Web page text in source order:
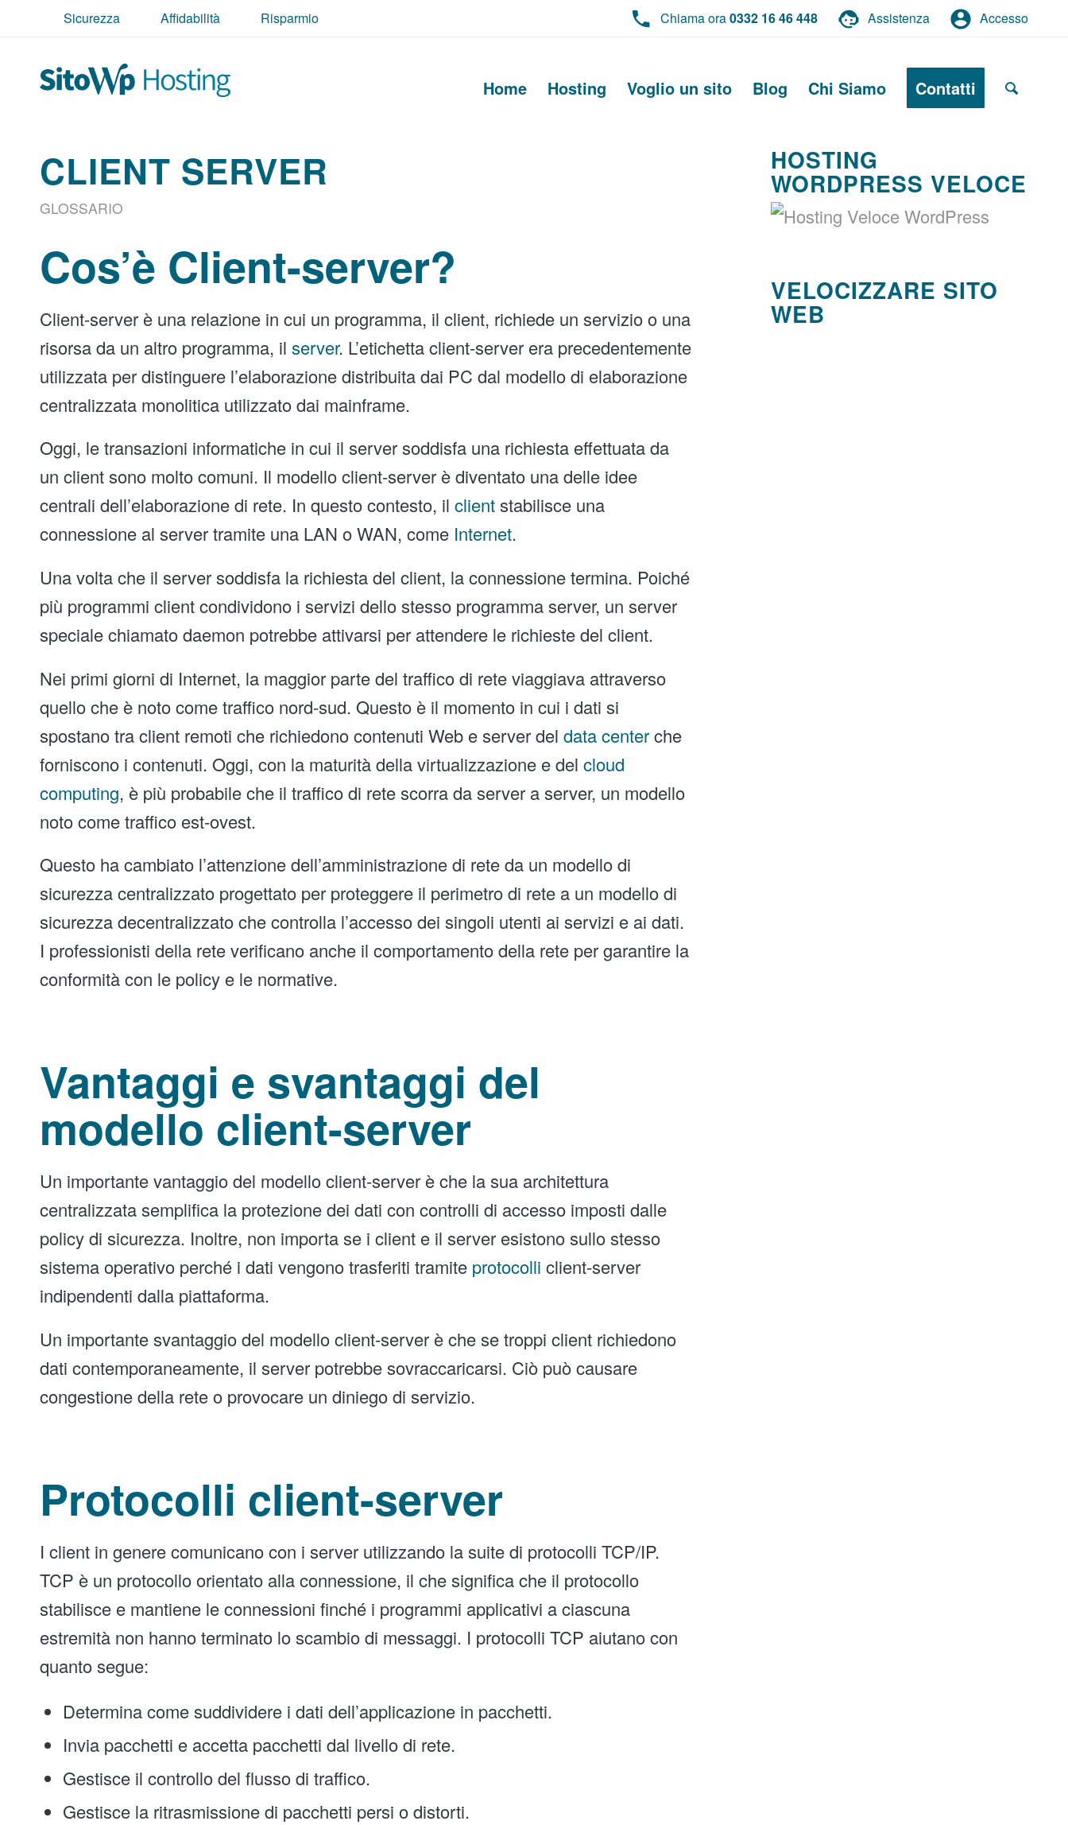
Sicurezza Affidabilità Risparmio Chiama ora0332 16 46 448 Assistenza Accesso
Home Hosting Voglio un sito Blog Chi Siamo Contatti
CLIENT SERVER
GLOSSARIO
Cos’è Client-server?
Client-server è una relazione in cui un programma, il client, richiede un servizio o una
risorsa da un altro programma, il server. L’etichetta client-server era precedentemente
utilizzata per distinguere l’elaborazione distribuita dai PC dal modello di elaborazione
centralizzata monolitica utilizzato dai mainframe.
Oggi, le transazioni informatiche in cui il server soddisfa una richiesta effettuata da
un client sono molto comuni. Il modello client-server è diventato una delle idee
centrali dell’elaborazione di rete. In questo contesto, il clientstabilisce una
connessione al server tramite una LAN o WAN, come Internet.
Una volta che il server soddisfa la richiesta del client, la connessione termina. Poiché
più programmi client condividono i servizi dello stesso programma server, un server
speciale chiamato daemon potrebbe attivarsi per attendere le richieste del client.
Nei primi giorni di Internet, la maggior parte del traffico di rete viaggiava attraverso
quello che è noto come traffico nord-sud. Questo è il momento in cui i dati si
spostano tra client remoti che richiedono contenuti Web e server del data centerche
forniscono i contenuti. Oggi, con la maturità della virtualizzazione e del cloud
computing, è più probabile che il traffico di rete scorra da server a server, un modello
noto come traffico est-ovest.
Questo ha cambiato l’attenzione dell’amministrazione di rete da un modello di
sicurezza centralizzato progettato per proteggere il perimetro di rete a un modello di
sicurezza decentralizzato che controlla l’accesso dei singoli utenti ai servizi e ai dati.
I professionisti della rete verificano anche il comportamento della rete per garantire la
conformità con le policy e le normative.
Vantaggi e svantaggi del
modello client-server
Un importante vantaggio del modello client-server è che la sua architettura
centralizzata semplifica la protezione dei dati con controlli di accesso imposti dalle
policy di sicurezza. Inoltre, non importa se i client e il server esistono sullo stesso
sistema operativo perché i dati vengono trasferiti tramite protocolli client-server
indipendenti dalla piattaforma.
Un importante svantaggio del modello client-server è che se troppi client richiedono
dati contemporaneamente, il server potrebbe sovraccaricarsi. Ciò può causare
congestione della rete o provocare un diniego di servizio.
Protocolli client-server
I client in genere comunicano con i server utilizzando la suite di protocolli TCP/IP.
TCP è un protocollo orientato alla connessione, il che significa che il protocollo
stabilisce e mantiene le connessioni finché i programmi applicativi a ciascuna
estremità non hanno terminato lo scambio di messaggi. I protocolli TCP aiutano con
quanto segue:
Determina come suddividere i dati dell’applicazione in pacchetti.
Invia pacchetti e accetta pacchetti dal livello di rete.
Gestisce il controllo del flusso di traffico.
Gestisce la ritrasmissione di pacchetti persi o distorti.
HOSTING
WORDPRESS VELOCE
VELOCIZZARE SITO
WEB